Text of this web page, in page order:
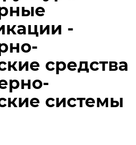
-
средства
системы